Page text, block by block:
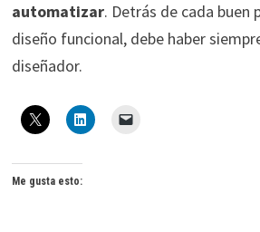
automatizar. Detrás de cada buen
diseño funcional, debe haber
diseñador.
Me gusta esto: